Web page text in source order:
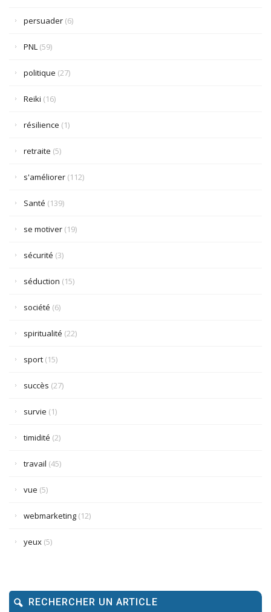
persuader (6)
PNL (59)
politique (27)
Reiki (16)
résilience (1)
retraite (5)
s'améliorer (112)
Santé (139)
se motiver (19)
sécurité (3)
séduction (15)
société (6)
spiritualité (22)
sport (15)
succès (27)
survie (1)
timidité (2)
travail (45)
vue (5)
webmarketing (12)
yeux (5)
RECHERCHER UN ARTICLE